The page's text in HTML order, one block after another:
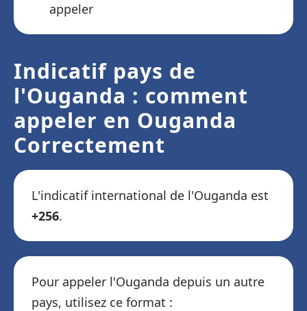
appeler
Indicatif pays de
l'Ouganda : comment
appeler en Ouganda
Correctement
L'indicatif international de l'Ouganda est
+256.
Pour appeler l'Ouganda depuis un autre
pays, utilisez ce format :